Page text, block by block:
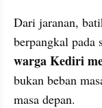
Dari jaranan,
berpangkal pada
warga Kediri
bukan beban
masa depan.